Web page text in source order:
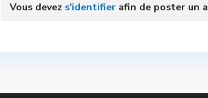
Vous devez s'identifier afin de poster un